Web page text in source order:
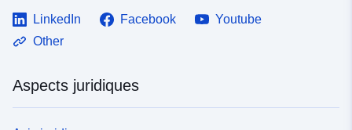
LinkedIn Facebook
Youtube
Other
Aspects juridiques